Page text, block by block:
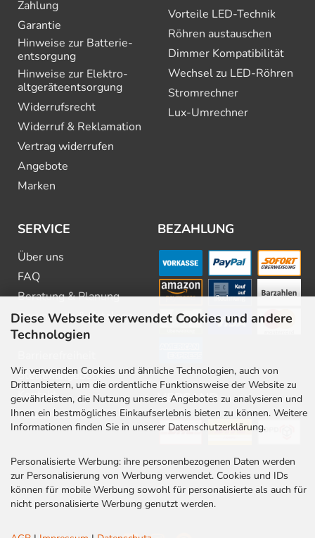
Diese Webseite verwendet Cookies und andere
Technologien
Wir verwenden Cookies und ähnliche Technologien, auch von
Drittanbietern, um die ordentliche Funktionsweise der Website zu
gewährleisten, die Nutzung unseres Angebotes zu analysieren und
Ihnen ein bestmögliches Einkaufserlebnis bieten zu können. Weitere
Informationen finden Sie in unserer Datenschutzerklärung.
Personalisierte Werbung: ihre personenbezogenen Daten werden
zur Personalisierung von Werbung verwendet. Cookies und IDs
können für mobile Werbung sowohl für personalisierte als auch für
nicht personalisierte Werbung genutzt werden.
Zahlung
Garantie
Hinweise zur Batterie­
entsorgung
Hinweise zur Elektro­
altgeräte­entsorgung
Widerrufsrecht
Widerruf & Reklamation
Vertrag widerrufen
Angebote
Marken
Vorteile LED-Technik
Röhren austauschen
Dimmer Kompatibilität
Wechsel zu LED-Röhren
Stromrechner
Lux-Umrechner
SERVICE
Über uns
FAQ
Beratung & Planung
Downloads & Kataloge
Newsletter
Stellenangebote
Kontakt
Rabatt Codes
BEZAHLUNG
VERSAND